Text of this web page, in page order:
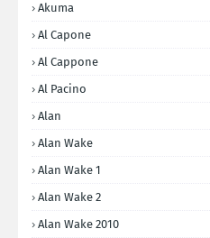
Akuma
Al Capone
Al Cappone
Al Pacino
Alan
Alan Wake
Alan Wake 1
Alan Wake 2
Alan Wake 2010